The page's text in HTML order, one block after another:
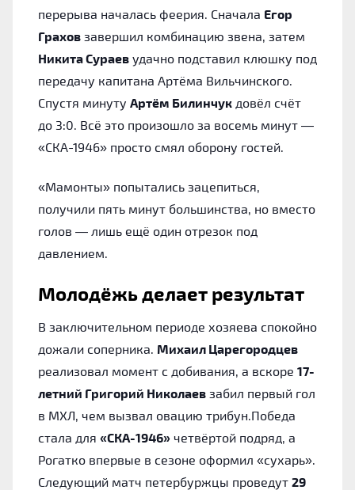
перерыва началась феерия. Сначала Егор
Грахов завершил комбинацию звена, затем
Никита Сураев удачно подставил клюшку под
передачу капитана Артёма Вильчинского.
Спустя минуту Артём Билинчук довёл счёт
до 3:0. Всё это произошло за восемь минут —
«СКА-1946» просто смял оборону гостей.
«Мамонты» попытались зацепиться,
получили пять минут большинства, но вместо
голов — лишь ещё один отрезок под
давлением.
Молодёжь делает результат
В заключительном периоде хозяева спокойно
дожали соперника. Михаил Царегородцев
реализовал момент с добивания, а вскоре 17-
летний Григорий Николаев забил первый гол
в МХЛ, чем вызвал овацию трибун.Победа
стала для «СКА-1946» четвёртой подряд, а
Рогатко впервые в сезоне оформил «сухарь».
Следующий матч петербуржцы проведут 29